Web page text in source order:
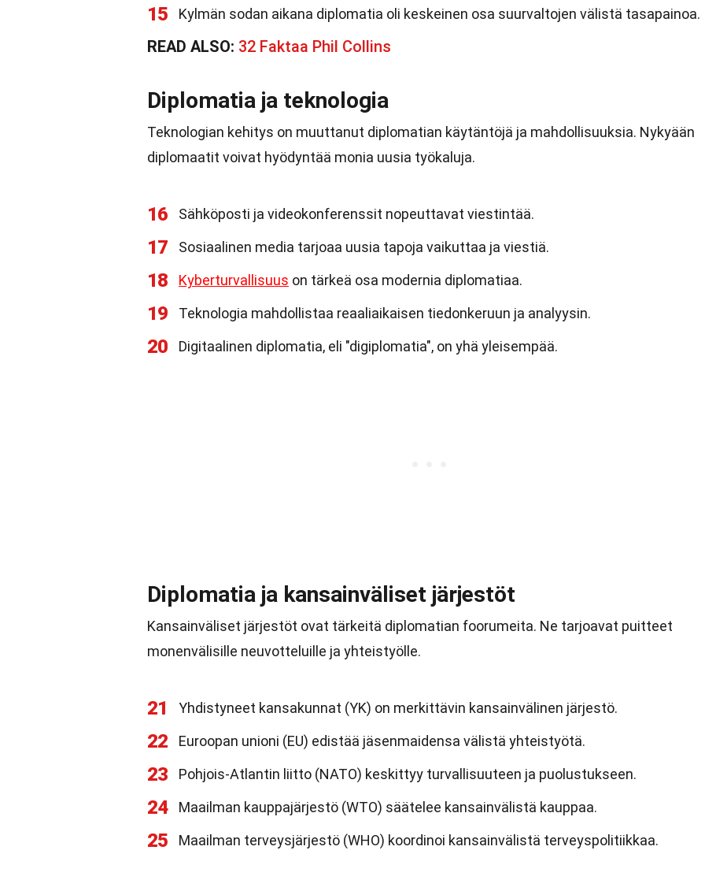
15 Kylmän sodan aikana diplomatia oli keskeinen osa suurvaltojen välistä tasapainoa.
READ ALSO: 32 Faktaa Phil Collins
Diplomatia ja teknologia
Teknologian kehitys on muuttanut diplomatian käytäntöjä ja mahdollisuuksia. Nykyään
diplomaatit voivat hyödyntää monia uusia työkaluja.
16 Sähköposti ja videokonferenssit nopeuttavat viestintää.
17 Sosiaalinen media tarjoaa uusia tapoja vaikuttaa ja viestiä.
18 Kyberturvallisuus on tärkeä osa modernia diplomatiaa.
19 Teknologia mahdollistaa reaaliaikaisen tiedonkeruun ja analyysin.
20 Digitaalinen diplomatia, eli "digiplomatia", on yhä yleisempää.
Diplomatia ja kansainväliset järjestöt
Kansainväliset järjestöt ovat tärkeitä diplomatian foorumeita. Ne tarjoavat puitteet
monenvälisille neuvotteluille ja yhteistyölle.
21 Yhdistyneet kansakunnat (YK) on merkittävin kansainvälinen järjestö.
22 Euroopan unioni (EU) edistää jäsenmaidensa välistä yhteistyötä.
23 Pohjois-Atlantin liitto (NATO) keskittyy turvallisuuteen ja puolustukseen.
24 Maailman kauppajärjestö (WTO) säätelee kansainvälistä kauppaa.
25 Maailman terveysjärjestö (WHO) koordinoi kansainvälistä terveyspolitiikkaa.